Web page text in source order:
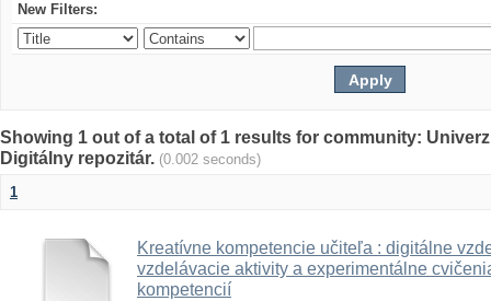
New Filters:
Showing 1 out of a total of 1 results for community:
Digitálny repozitár. (0.002 seconds)
1
Kreatívne kompetencie učiteľa : digitálne
vzdelávacie aktivity a experimentálne
kompetencií